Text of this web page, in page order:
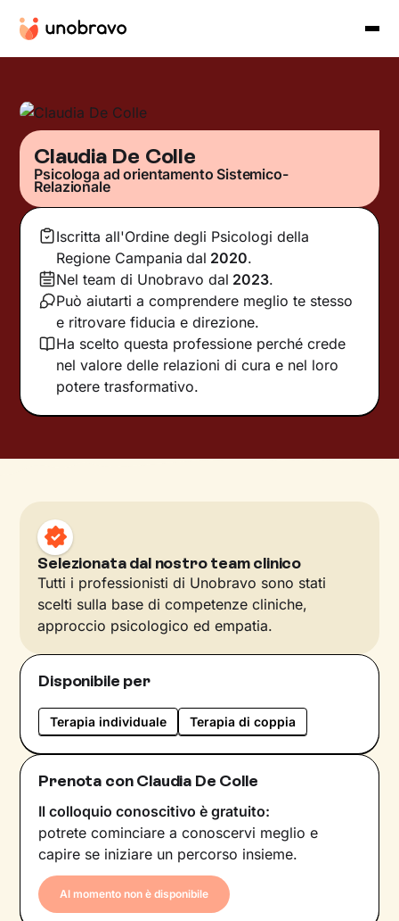
Claudia De Colle
Psicologa ad orientamento Sistemico-
Relazionale
Iscritta all'Ordine degli Psicologi della
Regione Campania dal 2020.
Nel team di Unobravo dal 2023.
Può aiutarti a comprendere meglio te stesso
e ritrovare fiducia e direzione.
Ha scelto questa professione perché crede
nel valore delle relazioni di cura e nel loro
potere trasformativo.
Selezionata dal nostro team clinico
Tutti i professionisti di Unobravo sono stati
scelti sulla base di competenze cliniche,
approccio psicologico ed empatia.
Disponibile per
Terapia individuale Terapia di coppia
Prenota con Claudia De Colle
Il colloquio conoscitivo è gratuito:
potrete cominciare a conoscervi meglio e
capire se iniziare un percorso insieme.
Al momento non è disponibile